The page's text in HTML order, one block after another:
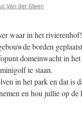
Van der Steen
waar in het rivierenhof!
borden
domeinwacht in
te staan.
in het park en dat is
en hou jullie op de